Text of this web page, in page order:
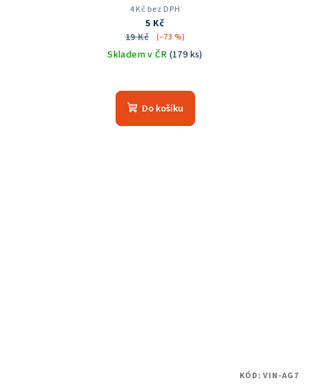
4 Kč bez DPH
5 Kč
19 Kč
(–73 %)
Skladem v ČR (179 ks)
Do košíku
KÓD:VIN-AG7